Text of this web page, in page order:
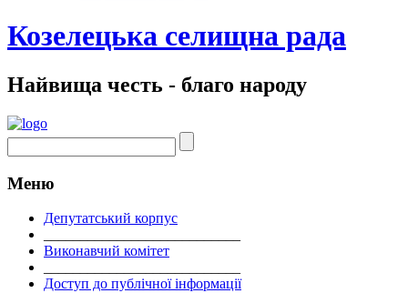
Козелецька селищна рада
Найвища честь - благо народу
Меню
Депутатський корпус
Виконавчий комітет
Доступ до публічної інформації